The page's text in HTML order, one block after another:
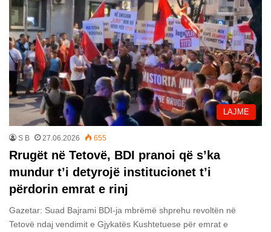
LAJME
S B 27.06.2026 655
Rrugët në Tetovë, BDI pranoi që s’ka
mundur t’i detyrojë institucionet t’i
përdorin emrat e rinj
Gazetar: Suad Bajrami BDI-ja mbrëmë shprehu revoltën në
Tetovë ndaj vendimit e Gjykatës Kushtetuese për emrat e